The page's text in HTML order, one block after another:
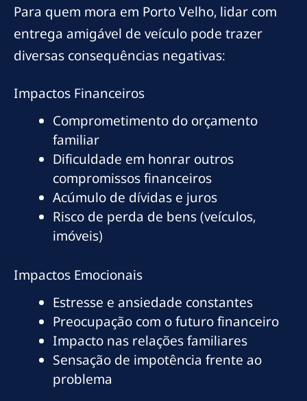
Para quem mora em Porto Velho, lidar com
entrega amigável de veículo pode trazer
diversas consequências negativas:
Impactos Financeiros
Comprometimento do orçamento
familiar
Dificuldade em honrar outros
compromissos financeiros
Acúmulo de dívidas e juros
Risco de perda de bens (veículos,
imóveis)
Impactos Emocionais
Estresse e ansiedade constantes
Preocupação com o futuro financeiro
Impacto nas relações familiares
Sensação de impotência frente ao
problema